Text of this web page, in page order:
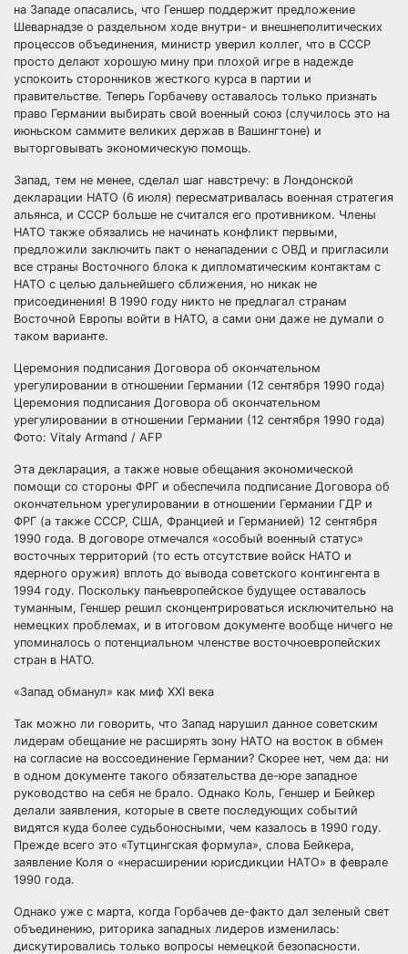
на Западе опасались, что Геншер поддержит предложение
Шеварнадзе о раздельном ходе внутри- и внешнеполитических
процессов объединения, министр уверил коллег, что в СССР
просто делают хорошую мину при плохой игре в надежде
успокоить сторонников жесткого курса в партии и
правительстве. Теперь Горбачеву оставалось только признать
право Германии выбирать свой военный союз (случилось это на
июньском саммите великих держав в Вашингтоне) и
выторговывать экономическую помощь.
Запад, тем не менее, сделал шаг навстречу: в Лондонской
декларации НАТО (6 июля) пересматривалась военная стратегия
альянса, и СССР больше не считался его противником. Члены
НАТО также обязались не начинать конфликт первыми,
предложили заключить пакт о ненападении с ОВД и пригласили
все страны Восточного блока к дипломатическим контактам с
НАТО с целью дальнейшего сближения, но никак не
присоединения! В 1990 году никто не предлагал странам
Восточной Европы войти в НАТО, а сами они даже не думали о
таком варианте.
Церемония подписания Договора об окончательном
урегулировании в отношении Германии (12 сентября 1990 года)
Церемония подписания Договора об окончательном
урегулировании в отношении Германии (12 сентября 1990 года)
Фото: Vitaly Armand / AFP
Эта декларация, а также новые обещания экономической
помощи со стороны ФРГ и обеспечила подписание Договора об
окончательном урегулировании в отношении Германии ГДР и
ФРГ (а также СССР, США, Францией и Германией) 12 сентября
1990 года. В договоре отмечался «особый военный статус»
восточных территорий (то есть отсутствие войск НАТО и
ядерного оружия) вплоть до вывода советского контингента в
1994 году. Поскольку панъевропейское будущее оставалось
туманным, Геншер решил сконцентрироваться исключительно на
немецких проблемах, и в итоговом документе вообще ничего не
упоминалось о потенциальном членстве восточноевропейских
стран в НАТО.
«Запад обманул» как миф XXI века
Так можно ли говорить, что Запад нарушил данное советским
лидерам обещание не расширять зону НАТО на восток в обмен
на согласие на воссоединение Германии? Скорее нет, чем да: ни
в одном документе такого обязательства де-юре западное
руководство на себя не брало. Однако Коль, Геншер и Бейкер
делали заявления, которые в свете последующих событий
видятся куда более судьбоносными, чем казалось в 1990 году.
Прежде всего это «Тутцингская формула», слова Бейкера,
заявление Коля о «нерасширении юрисдикции НАТО» в феврале
1990 года.
Однако уже с марта, когда Горбачев де-факто дал зеленый свет
объединению, риторика западных лидеров изменилась:
дискутировались только вопросы немецкой безопасности.